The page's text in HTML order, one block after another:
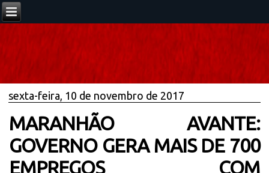
sexta-feira, 10 de novembro de 2017
MARANHÃO AVANTE:
GOVERNO GERA MAIS DE 700
EMPREGOS COM